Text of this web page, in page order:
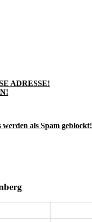
ADRESSE!
als Spam geblockt!